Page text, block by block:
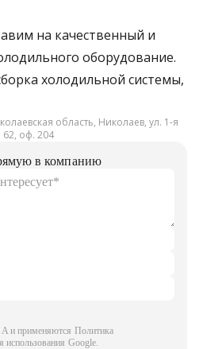
на качественный и
оборудование.
холодильной системы,
область, Николаев, ул. 1-я
62, оф. 204
в компанию
и применяются Политика
использования Google.